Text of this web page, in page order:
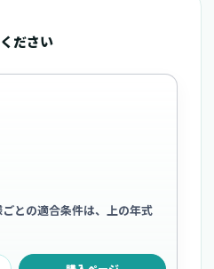
ださい
との適合条件は、上の年式